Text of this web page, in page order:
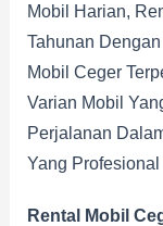
Mobil Harian,
Tahunan
Mobil Ceger
Varian Mobil
Perjalanan
Yang
Rental Mobil